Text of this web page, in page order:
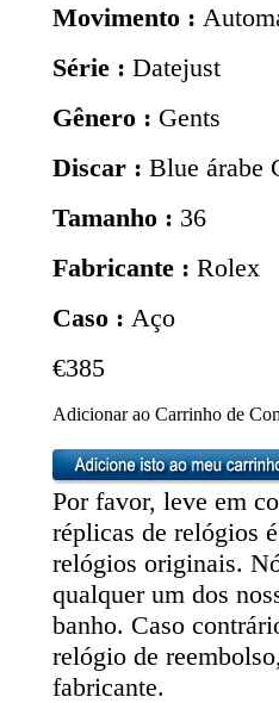
Movimento :
Série : Datejust
Gênero : Gents
Discar : Blue árabe
Tamanho : 36
Fabricante : Rolex
Caso : Aço
€385
Adicionar ao Carrinho de
Por favor, leve em
réplicas de relógios
relógios originais.
qualquer um dos
banho. Caso
relógio de
fabricante.